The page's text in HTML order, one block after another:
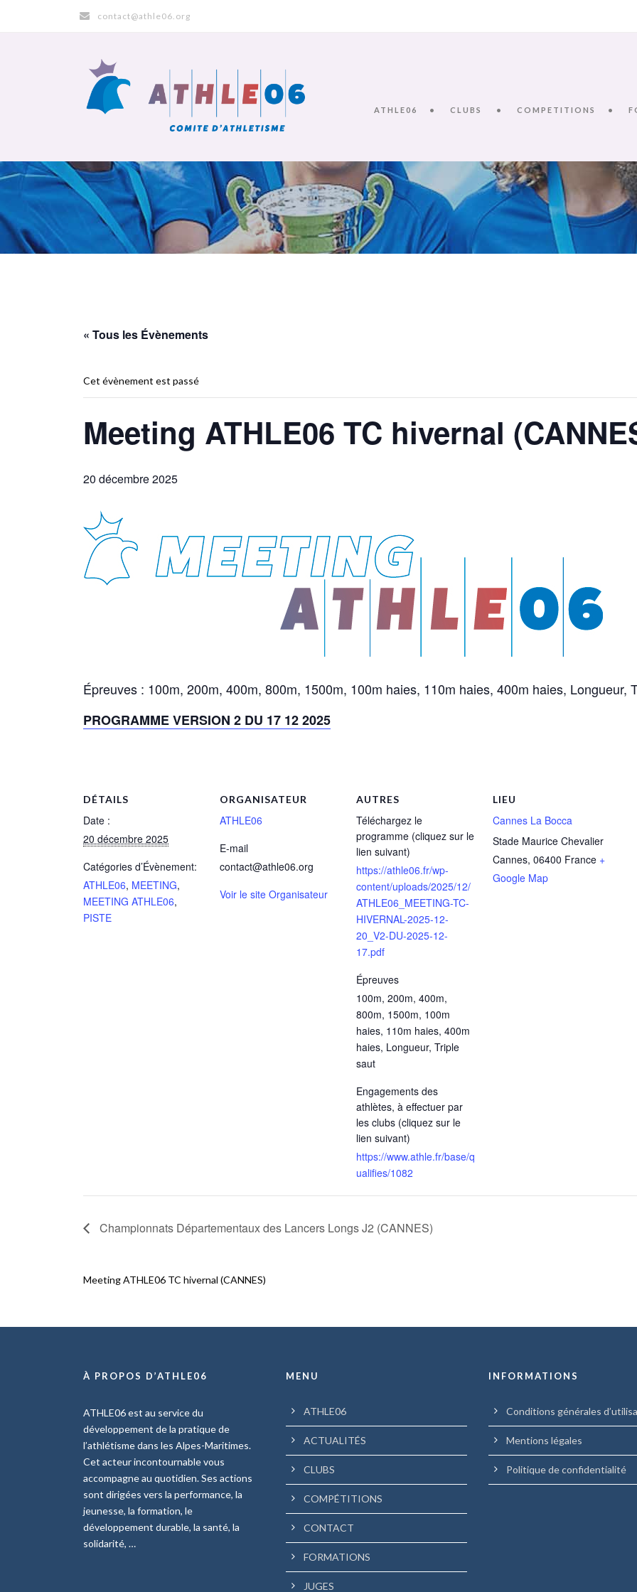
contact@athle06.org
ATHLE06 CLUBS COMPETITIONS
« Tous les Évènements
Cet évènement est passé
Meeting ATHLE06 TC hivernal
20 décembre 2025
Épreuves : 100m, 200m, 400m, 800m, 1500m, 100m haies, 110m haies, 400m haies, Longueur,
PROGRAMME VERSION 2 DU 17 12 2025
DÉTAILS
Date :
20 décembre 2025
Catégories d’Évènement:
ATHLE06, MEETING,
MEETING ATHLE06,
PISTE
ORGANISATEUR
ATHLE06
E-mail
contact@athle06.org
Voir le site Organisateur
AUTRES
Téléchargez le
programme (cliquez sur le
lien suivant)
https://athle06.fr/wp-
content/uploads/2025/12/
ATHLE06_MEETING-TC-
HIVERNAL-2025-12-
20_V2-DU-2025-12-
17.pdf
Épreuves
100m, 200m, 400m,
800m, 1500m, 100m
haies, 110m haies, 400m
haies, Longueur, Triple
saut
Engagements des
athlètes, à effectuer par
les clubs (cliquez sur le
lien suivant)
https://www.athle.fr/base/q
ualifies/1082
LIEU
Cannes La Bocca
Stade Maurice Chevalier
Cannes, 06400 France +
Google Map
Championnats Départementaux des Lancers Longs J2 (CANNES)
Meeting ATHLE06 TC hivernal (CANNES)
À PROPOS D’ATHLE06
ATHLE06 est au service du
développement de la pratique de
l’athlétisme dans les Alpes-Maritimes.
Cet acteur incontournable vous
accompagne au quotidien. Ses actions
sont dirigées vers la performance, la
jeunesse, la formation, le
développement durable, la santé, la
solidarité, …
MENU
ATHLE06
ACTUALITÉS
CLUBS
COMPÉTITIONS
CONTACT
FORMATIONS
JUGES
INFORMATIONS
Conditions générales
Mentions légales
Politique de confidentialité